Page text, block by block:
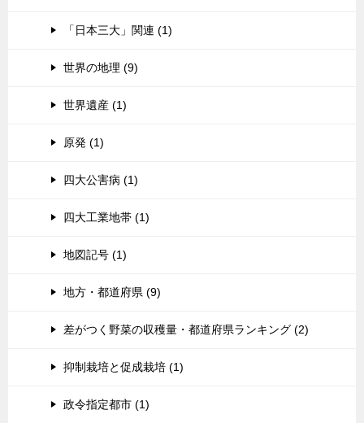
「日本三大」関連 (1)
世界の地理 (9)
世界遺産 (1)
原発 (1)
四大公害病 (1)
四大工業地帯 (1)
地図記号 (1)
地方・都道府県 (9)
差がつく野菜の収穫量・都道府県ランキング (2)
抑制栽培と促成栽培 (1)
政令指定都市 (1)